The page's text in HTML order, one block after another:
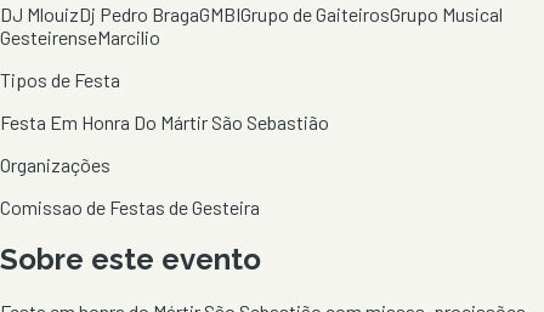
DJ MlouizDj Pedro BragaGMBIGrupo de GaiteirosGrupo Musical
GesteirenseMarcilio
Tipos de Festa
Festa Em Honra Do Mártir São Sebastião
Organizações
Comissao de Festas de Gesteira
Sobre este evento